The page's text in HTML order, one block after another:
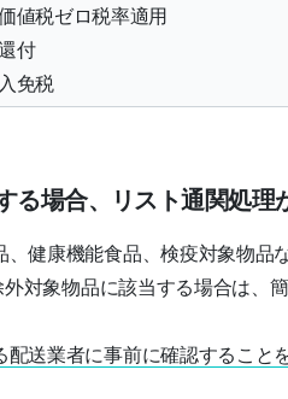
値税ゼロ税率適用
付
免税
る場合、リスト通関処理
健康機能食品、検疫対象物品
対象物品に該当する場合は、
送業者に事前に確認すること